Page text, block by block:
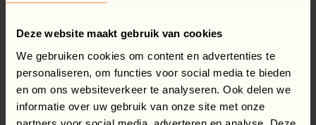
Deze website maakt gebruik van cookies
We gebruiken cookies om content en advertenties te
personaliseren, om functies voor social media te bieden
en om ons websiteverkeer te analyseren. Ook delen we
informatie over uw gebruik van onze site met onze
partners voor social media, adverteren en analyse. Deze
Gretai jaoks ei ole tulevik rangelt ette planeeritud
avatud uutele väljakutsetele ja võtab neid vastu
omal moel.
Sellise avatud ja uudishimuliku suhtumisega
areneb ta samm-sammult edasi.